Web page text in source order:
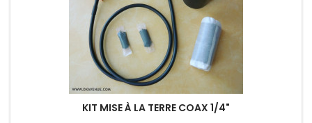
KIT MISE À LA TERRE COAX 1/4"